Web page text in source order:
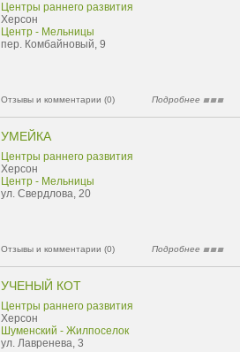
Центры раннего развития
Херсон
Центр - Мельницы
пер. Комбайновый, 9
Отзывы и комментарии (0) Подробнее
УМЕЙКА
Центры раннего развития
Херсон
Центр - Мельницы
ул. Свердлова, 20
Отзывы и комментарии (0) Подробнее
УЧЕНЫЙ КОТ
Центры раннего развития
Херсон
Шуменский - Жилпоселок
ул. Лавренева, 3